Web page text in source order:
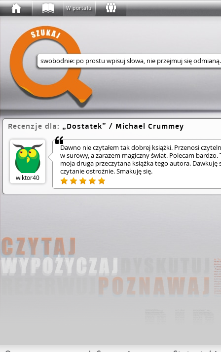
W portalu
Wyszukaj w serwisie
Recenzje dla: Dostatek / Michael Crummey
wiktor40
Dawno nie czytałem tak dobrej książki. Przenosi
w surowy, a zarazem magiczny świat. Polecam bardzo.
moja druga przeczytana książka tego autora. Dawkuję
czytanie ostrożnie. Smakuję się.